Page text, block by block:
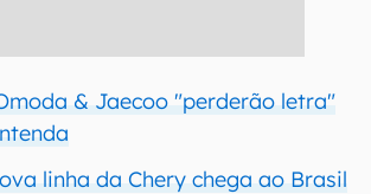
& Jaecoo "perderão letra"
linha da Chery chega ao Brasil